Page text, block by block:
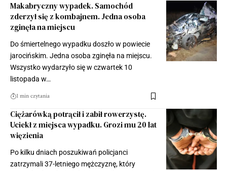
Makabryczny wypadek. Samochód
zderzył się z kombajnem. Jedna osoba
zginęła na miejscu
Do śmiertelnego wypadku doszło w powiecie
jarocińskim. Jedna osoba zginęła na miejscu.
Wszystko wydarzyło się w czwartek 10
listopada w…
1 min czytania
Ciężarówką potrącił i zabił rowerzystę.
Uciekł z miejsca wypadku. Grozi mu 20 lat
więzienia
Po kilku dniach poszukiwań policjanci
zatrzymali 37-letniego mężczyznę, który